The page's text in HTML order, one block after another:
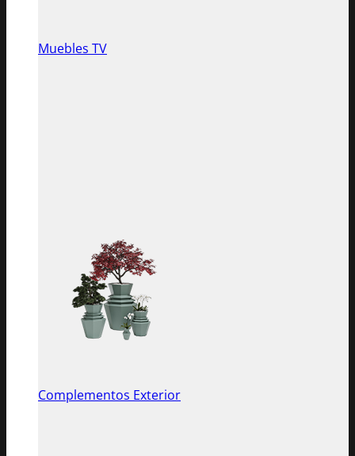
Muebles TV
Complementos Exterior